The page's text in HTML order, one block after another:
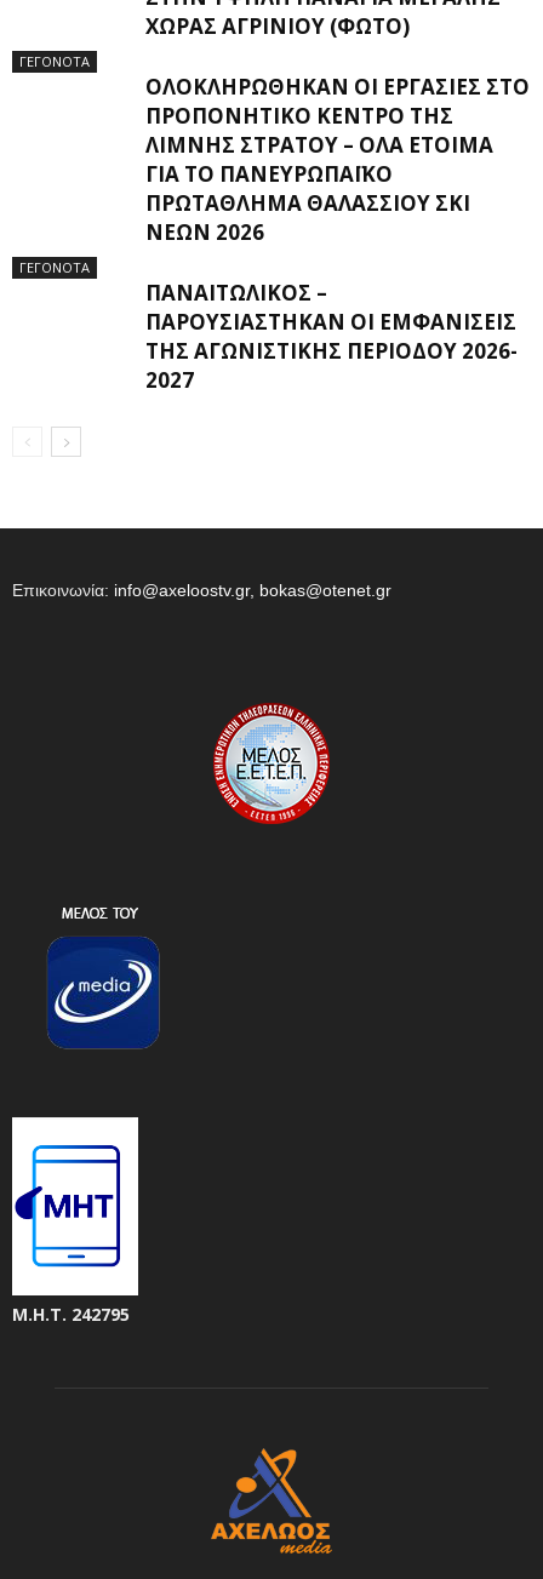
ΧΏΡΑΣ ΑΓΡΙΝΊΟΥ (ΦΩΤΌ)
ΓΕΓΟΝΟΤΑ
ΟΛΟΚΛΗΡΏΘΗΚΑΝ ΟΙ ΕΡΓΑΣΊΕΣ ΣΤΟ
ΠΡΟΠΟΝΗΤΙΚΌ ΚΈΝΤΡΟ ΤΗΣ
ΛΊΜΝΗΣ ΣΤΡΆΤΟΥ – ΌΛΑ ΈΤΟΙΜΑ
ΓΙΑ ΤΟ ΠΑΝΕΥΡΩΠΑΪΚΌ
ΠΡΩΤΆΘΛΗΜΑ ΘΑΛΆΣΣΙΟΥ ΣΚΙ
ΝΈΩΝ 2026
ΓΕΓΟΝΟΤΑ
ΠΑΝΑΙΤΩΛΙΚΌΣ –
ΠΑΡΟΥΣΙΆΣΤΗΚΑΝ ΟΙ ΕΜΦΑΝΊΣΕΙΣ
ΤΗΣ ΑΓΩΝΙΣΤΙΚΉΣ ΠΕΡΙΌΔΟΥ 2026-
2027
Επικοινωνία: info@axeloostv.gr, bokas@otenet.gr
Μ.Η.Τ. 242795